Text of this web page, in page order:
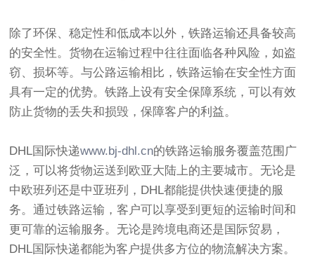
除了环保、稳定性和低成本以外，铁路运输还具备较高
的安全性。货物在运输过程中往往面临各种风险，如盗
窃、损坏等。与公路运输相比，铁路运输在安全性方面
具有一定的优势。铁路上设有安全保障系统，可以有效
防止货物的丢失和损毁，保障客户的利益。
DHL国际快递www.bj-dhl.cn的铁路运输服务覆盖范围广
泛，可以将货物运送到欧亚大陆上的主要城市。无论是
中欧班列还是中亚班列，DHL都能提供快速便捷的服
务。通过铁路运输，客户可以享受到更短的运输时间和
更可靠的运输服务。无论是跨境电商还是国际贸易，
DHL国际快递都能为客户提供多方位的物流解决方案。